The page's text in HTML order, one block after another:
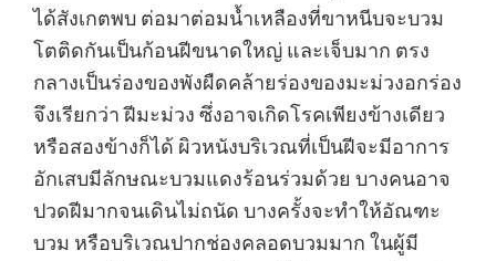
ได้สังเกตพบ ต่อมาต่อมน้ำเหลืองที่ขาหนีบจะบวม
โตติดกันเป็นก้อนฝีขนาดใหญ่ และเจ็บมาก ตรง
กลางเป็นร่องของพังผืดคล้ายร่องของมะม่วงอกร่อง
จึงเรียกว่า ฝีมะม่วง ซึ่งอาจเกิดโรคเพียงข้างเดียว
หรือสองข้างก็ได้ ผิวหนังบริเวณที่เป็นฝีจะมีอาการ
อักเสบมีลักษณะบวมแดงร้อนร่วมด้วย บางคนอาจ
ปวดฝีมากจนเดินไม่ถนัด บางครั้งจะทำให้อัณฑะ
บวม หรือบริเวณปากช่องคลอดบวมมาก ในผู้มี